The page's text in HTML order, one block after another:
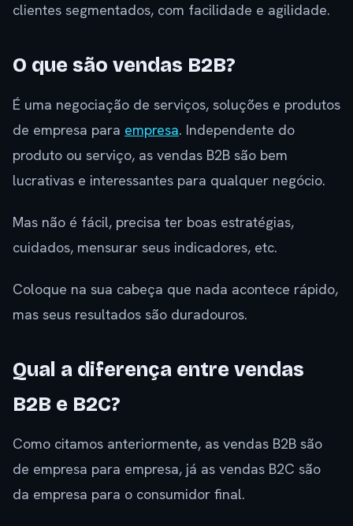
clientes segmentados, com facilidade e agilidade.
O que são vendas B2B?
É uma negociação de serviços, soluções e produtos
de empresa para empresa. Independente do
produto ou serviço, as vendas B2B são bem
lucrativas e interessantes para qualquer negócio.
Mas não é fácil, precisa ter boas estratégias,
cuidados, mensurar seus indicadores, etc.
Coloque na sua cabeça que nada acontece rápido,
mas seus resultados são duradouros.
Qual a diferença entre vendas
B2B e B2C?
Como citamos anteriormente, as vendas B2B são
de empresa para empresa, já as vendas B2C são
da empresa para o consumidor final.